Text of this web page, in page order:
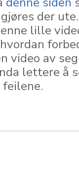
der
lille
video av
lettere å